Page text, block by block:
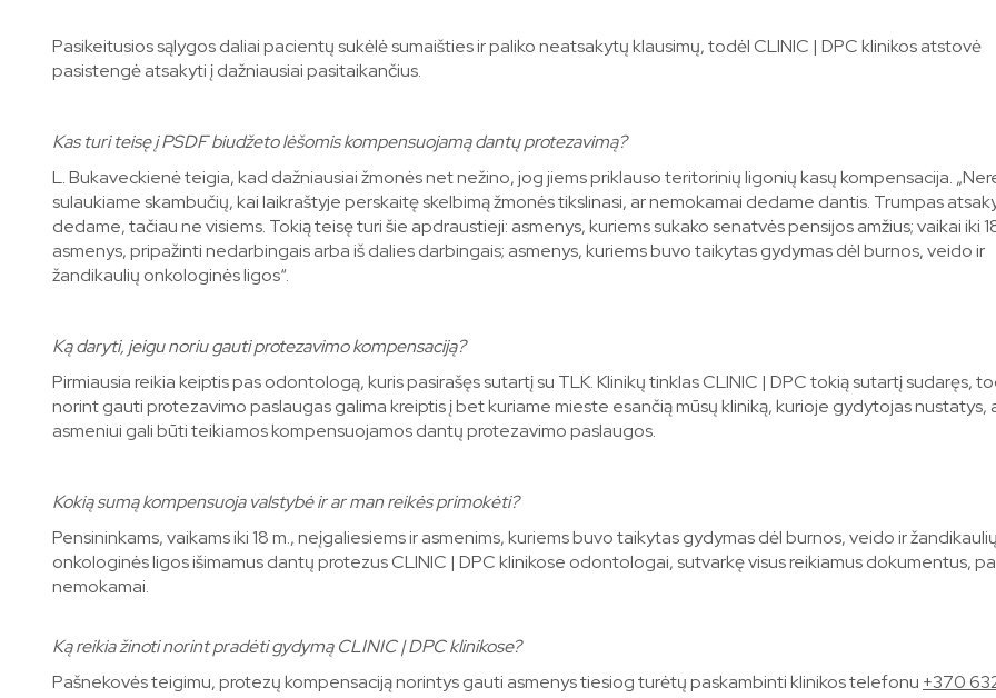
Pasikeitusios sąlygos daliai pacientų sukėlė sumaišties ir paliko neatsakytų klausimų, todėl CLINIC | DPC klinikos atstovė
pasistengė atsakyti į dažniausiai pasitaikančius.
Kas turi teisę į PSDF biudžeto lėšomis kompensuojamą dantų protezavimą?
L. Bukaveckienė teigia, kad dažniausiai žmonės net nežino, jog jiems priklauso teritorinių ligonių kasų kompensacija.
sulaukiame skambučių, kai laikraštyje perskaitę skelbimą žmonės tikslinasi, ar nemokamai dedame dantis. Trumpas
dedame, tačiau ne visiems. Tokią teisę turi šie apdraustieji: asmenys, kuriems sukako senatvės pensijos amžius; vaikai iki
asmenys, pripažinti nedarbingais arba iš dalies darbingais; asmenys, kuriems buvo taikytas gydymas dėl burnos, veido ir
žandikaulių onkologinės ligos“.
Ką daryti, jeigu noriu gauti protezavimo kompensaciją?
Pirmiausia reikia keiptis pas odontologą, kuris pasirašęs sutartį su TLK. Klinikų tinklas CLINIC | DPC tokią sutartį sudaręs,
norint gauti protezavimo paslaugas galima kreiptis į bet kuriame mieste esančią mūsų kliniką, kurioje gydytojas nustatys,
asmeniui gali būti teikiamos kompensuojamos dantų protezavimo paslaugos.
Kokiąsumą kompensuoja valstybė ir ar man reikės primokėti?
Pensininkams, vaikams iki 18 m., neįgaliesiems ir asmenims, kuriems buvo taikytas gydymas dėl burnos, veido ir žandikaulių
onkologinės ligos išimamus dantų protezus CLINIC | DPC klinikose odontologai, sutvarkę visus reikiamus dokumentus,
nemokamai.
Ką reikia žinoti norint pradėti gydymą CLINIC | DPC klinikose?
Pašnekovės teigimu, protezų kompensaciją norintys gauti asmenys tiesiog turėtų paskambinti klinikos telefonu +370